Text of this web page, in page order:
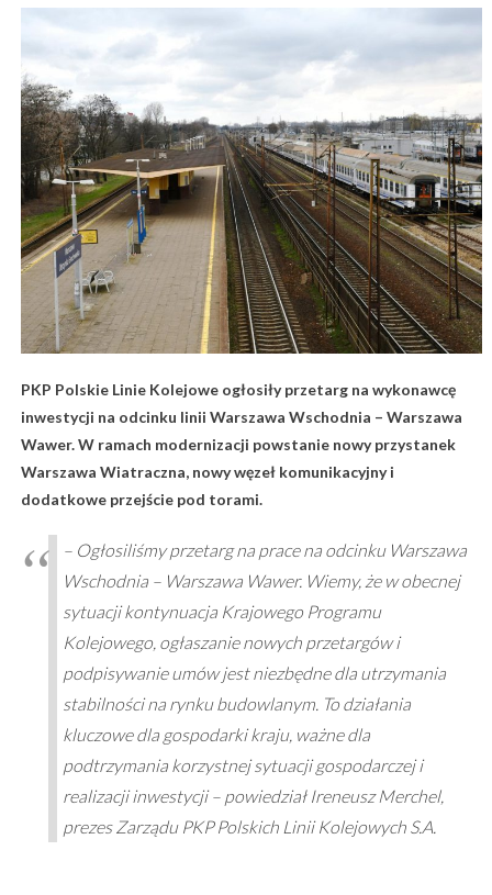
PKP Polskie Linie Kolejowe ogłosiły przetarg na wykonawcę
inwestycji na odcinku linii Warszawa Wschodnia – Warszawa
Wawer. W ramach modernizacji powstanie nowy przystanek
Warszawa Wiatraczna, nowy węzeł komunikacyjny i
dodatkowe przejście pod torami.
– Ogłosiliśmy przetarg na prace na odcinku Warszawa
Wschodnia – Warszawa Wawer. Wiemy, że w obecnej
sytuacji kontynuacja Krajowego Programu
Kolejowego, ogłaszanie nowych przetargów i
podpisywanie umów jest niezbędne dla utrzymania
stabilności na rynku budowlanym. To działania
kluczowe dla gospodarki kraju, ważne dla
podtrzymania korzystnej sytuacji gospodarczej i
realizacji inwestycji – powiedział Ireneusz Merchel,
prezes Zarządu PKP Polskich Linii Kolejowych S.A.